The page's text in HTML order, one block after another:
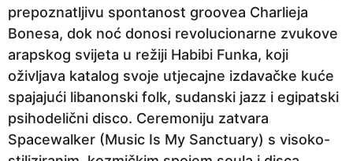
prepoznatljivu spontanost groovea Charlieja
Bonesa, dok noć donosi revolucionarne zvukove
arapskog svijeta u režiji Habibi Funka, koji
oživljava katalog svoje utjecajne izdavačke kuće
spajajući libanonski folk, sudanski jazz i egipatski
psihodelični disco. Ceremoniju zatvara
Spacewalker (Music Is My Sanctuary) s visoko-